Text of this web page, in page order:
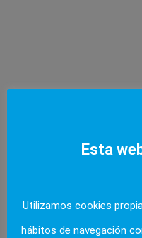
CARPAS Y
Esta
Utilizamos cookies
hábitos de navegación